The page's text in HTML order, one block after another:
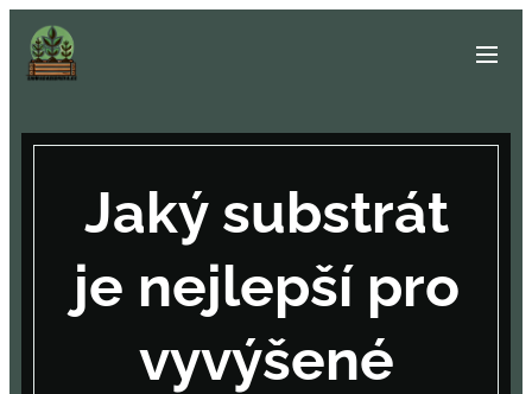
Jaký substrát
je nejlepší pro
vyvýšené